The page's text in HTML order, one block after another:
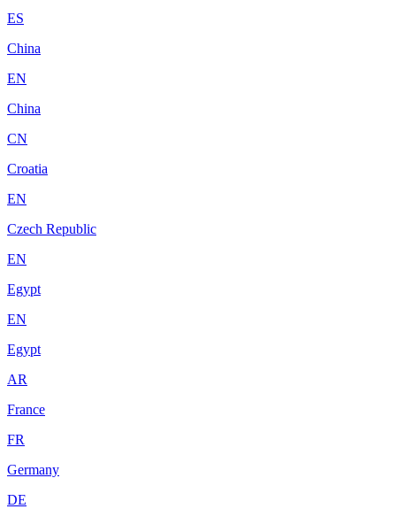
ES
China
EN
China
CN
Croatia
EN
Czech Republic
EN
Egypt
EN
Egypt
AR
France
FR
Germany
DE